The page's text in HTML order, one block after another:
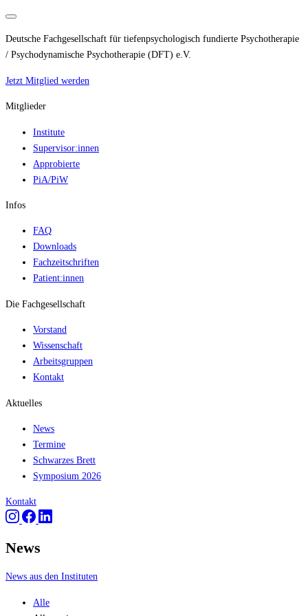
Deutsche Fachgesellschaft für tiefenpsychologisch fundierte Psychotherapie
/ Psychodynamische Psychotherapie (DFT) e.V.
Jetzt Mitglied werden
Mitglieder
Institute
Supervisor:innen
Approbierte
PiA/PiW
Infos
FAQ
Downloads
Fachzeitschriften
Patient:innen
Die Fachgesellschaft
Vorstand
Wissenschaft
Arbeitsgruppen
Kontakt
Aktuelles
News
Termine
Schwarzes Brett
Symposium 2026
Kontakt
News
News aus den Instituten
Alle